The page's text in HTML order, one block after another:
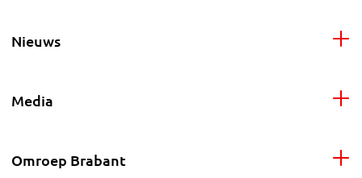
Nieuws
Media
Omroep Brabant